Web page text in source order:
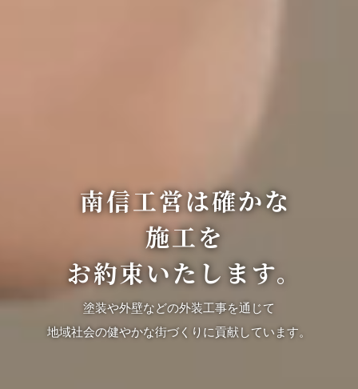
南信工営は確かな
施工を
お約束いたします。
塗装や外壁などの外装工事を通じて
地域社会の健やかな街づくりに貢献しています。